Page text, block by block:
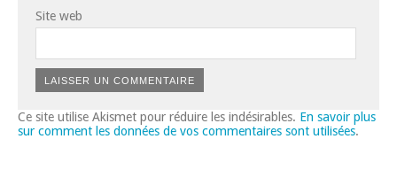
Site web
Ce site utilise Akismet pour réduire les indésirables. En savoir plus
sur comment les données de vos commentaires sont utilisées.